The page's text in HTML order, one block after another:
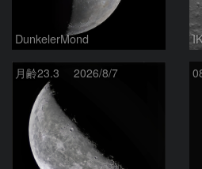
DunkelerMond
月齢23.3 2026/8/7